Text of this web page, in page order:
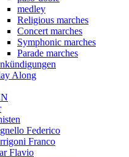
medley
Religious marches
Concert marches
Symphonic marches
Parade marches
Along
Federico
Franco
Flavio